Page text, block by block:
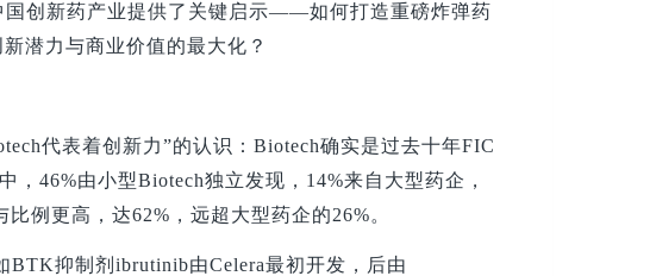
国创新药产业提供了关键启示——如何打造重磅炸弹药
潜力与商业价值的最大化？
代表着创新力”的认识：Biotech确实是过去十年FIC
46%由小型Biotech独立发现，14%来自大型药企，
例更高，达62%，远超大型药企的26%。
BTK抑制剂ibrutinib由Celera最初开发，后由